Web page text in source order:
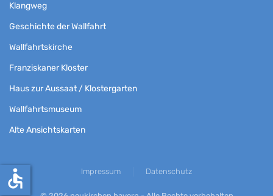
Klangweg
Geschichte der Wallfahrt
Wallfahrtskirche
Franziskaner Kloster
Haus zur Aussaat / Klostergarten
Wallfahrtsmuseum
Alte Ansichtskarten
Impressum Datenschutz
accessible